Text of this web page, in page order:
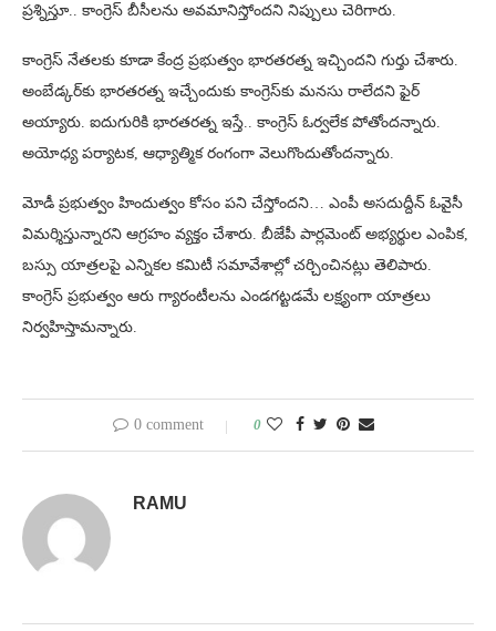
ప్రశ్నిస్తూ.. కాంగ్రెస్ బీసీలను అవమానిస్తోందని నిప్పులు చెరిగారు.
కాంగ్రెస్ నేతలకు కూడా కేంద్ర ప్రభుత్వం భారతరత్న ఇచ్చిందని గుర్తు చేశారు.
అంబేడ్కర్‌కు భారతరత్న ఇచ్చేందుకు కాంగ్రెస్‌కు మనసు రాలేదని ఫైర్
అయ్యారు. ఐదుగురికి భారతరత్న ఇస్తే.. కాంగ్రెస్ ఓర్వలేక పోతోందన్నారు.
అయోధ్య పర్యాటక, ఆధ్యాత్మిక రంగంగా వెలుగొందుతోందన్నారు.
మోడీ ప్రభుత్వం హిందుత్వం కోసం పని చేస్తోందని… ఎంపీ అసదుద్దీన్ ఓవైసీ
విమర్శిస్తున్నారని ఆగ్రహం వ్యక్తం చేశారు. బీజేపీ పార్లమెంట్ అభ్యర్థుల ఎంపిక,
బస్సు యాత్రలపై ఎన్నికల కమిటీ సమావేశాల్లో చర్చించినట్లు తెలిపారు.
కాంగ్రెస్ ప్రభుత్వం ఆరు గ్యారంటీలను ఎండగట్టడమే లక్ష్యంగా యాత్రలు
నిర్వహిస్తామన్నారు.
0 comment 0
RAMU